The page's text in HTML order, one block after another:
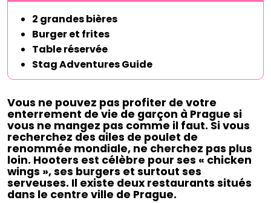
2 grandes bières
Burger et frites
Table réservée
Stag Adventures Guide
Vous ne pouvez pas profiter de votre
enterrement de vie de garçon à Prague si
vous ne mangez pas comme il faut. Si vous
recherchez des ailes de poulet de
renommée mondiale, ne cherchez pas plus
loin. Hooters est célèbre pour ses « chicken
wings », ses burgers et surtout ses
serveuses. Il existe deux restaurants situés
dans le centre ville de Prague.